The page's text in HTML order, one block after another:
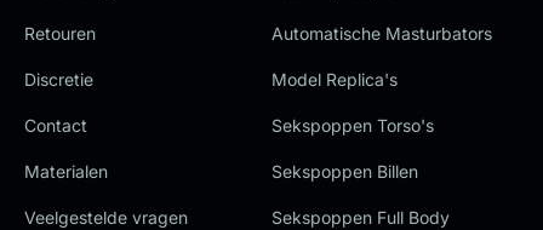
Retouren
Discretie
Contact
Materialen
Veelgestelde vragen
Automatische Masturbators
Model Replica's
Sekspoppen Torso's
Sekspoppen Billen
Sekspoppen Full Body